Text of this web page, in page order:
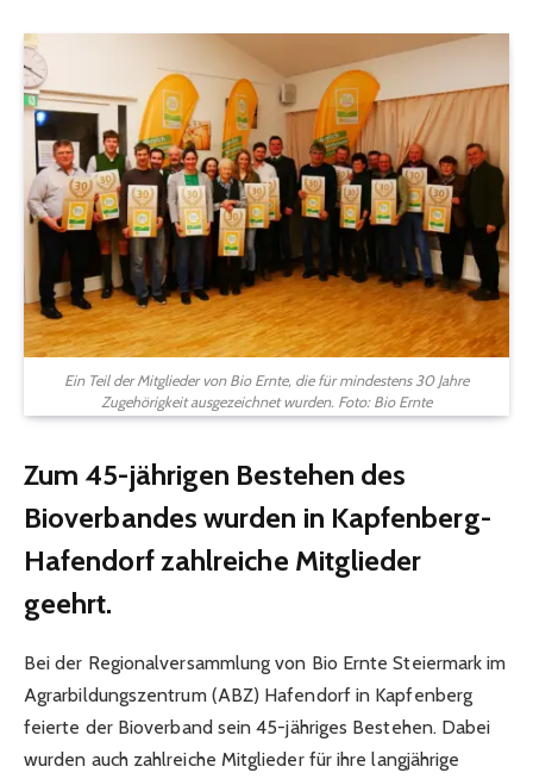
Ein Teil der Mitglieder von Bio Ernte, die für mindestens 30 Jahre
Zugehörigkeit ausgezeichnet wurden. Foto: Bio Ernte
Zum 45-jährigen Bestehen des
Bioverbandes wurden in Kapfenberg-
Hafendorf zahlreiche Mitglieder
geehrt.
Bei der Regionalversammlung von Bio Ernte Steiermark im
Agrarbildungszentrum (ABZ) Hafendorf in Kapfenberg
feierte der Bioverband sein 45-jähriges Bestehen. Dabei
wurden auch zahlreiche Mitglieder für ihre langjährige